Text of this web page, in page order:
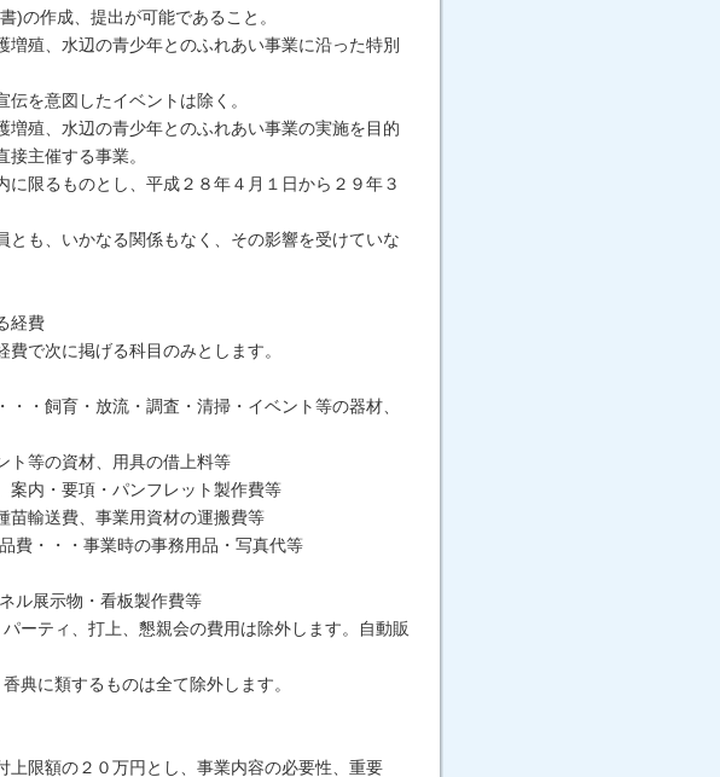
)の作成、提出が可能であること。
殖、水辺の青少年とのふれあい事業に沿った特別
を意図したイベントは除く。
殖、水辺の青少年とのふれあい事業の実施を目的
主催する事業。
限るものとし、平成２８年４月１日から２９年３
も、いかなる関係もなく、その影響を受けていな
経費
で次に掲げる科目のみとします。
・飼育・放流・調査・清掃・イベント等の器材、
ト等の資材、用具の借上料等
案内・要項・パンフレット製作費等
苗輸送費、事業用資材の運搬費等
費・・・事業時の事務用品・写真代等
ル展示物・看板製作費等
ーティ、打上、懇親会の費用は除外します。自動販
典に類するものは全て除外します。
上限額の２０万円とし、事業内容の必要性、重要